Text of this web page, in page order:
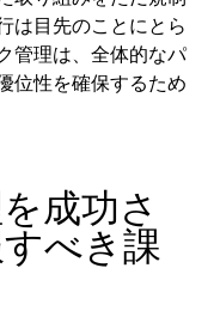
は目先のことにとら
管理は、全体的なパ
位性を確保するため
成功さ
べき課